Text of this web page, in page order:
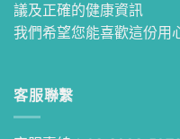
議及正確的健康資訊
我們希望您能喜歡這份用
客服聯繫